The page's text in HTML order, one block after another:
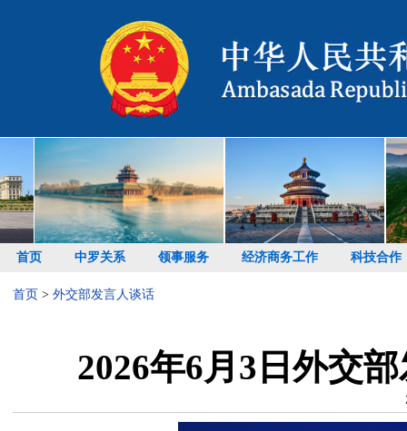
首页 中罗关系 领事服务 经济商务工作 科技合作
首页 > 外交部发言人谈话
2026年6月3日外交